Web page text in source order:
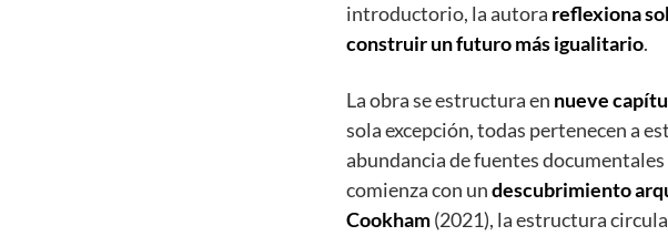
introductorio, la autora reflexiona
construir un futuro más igualitario.
La obra se estructura en nueve
sola excepción, todas pertenecen a
abundancia de fuentes
comienza con undescubrimiento
Cookham(2021), la estructura